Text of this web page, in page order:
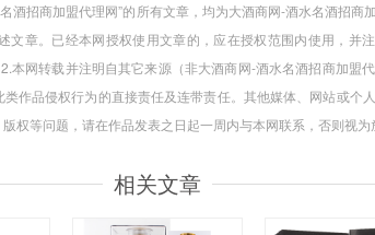
酒招商加盟代理网”的所有文章，均为大酒商网-酒水名酒招商
章。已经本网授权使用文章的，应在授权范围内使用，并
本网转载并注明自其它来源（非大酒商网-酒水名酒招商加盟
作品侵权行为的直接责任及连带责任。其他媒体、网站或个
权等问题，请在作品发表之日起一周内与本网联系，否则视为
相关文章